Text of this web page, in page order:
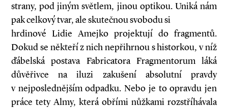
strany, pod jiným světlem, jinou optikou. Uniká nám
pak celkový tvar, ale skutečnou svobodu si
hrdinové Lidie Amejko projektují do fragmentů.
Dokud se někteří z nich nepřihrnou s historkou, v níž
ďábelská postava Fabricatora Fragmentorum láká
důvěřivce na iluzi zakušení absolutní pravdy
v nejposlednějším odpadku. Nebo je to opravdu jen
práce tety Almy, která obřími nůžkami rozstříhávala